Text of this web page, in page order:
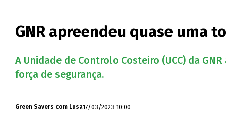
GNR apreendeu quase uma
A Unidade de Controlo Costeiro (UCC) da
força de segurança.
Green Savers com Lusa17/03/2023 10:00